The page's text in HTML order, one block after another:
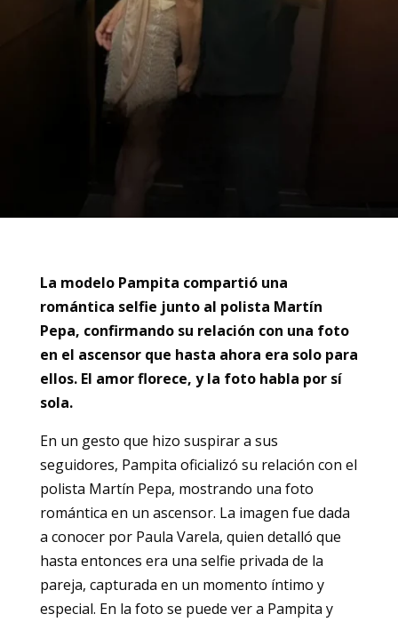
La modelo Pampita compartió una
romántica selfie junto al polista Martín
Pepa, confirmando su relación con una foto
en el ascensor que hasta ahora era solo para
ellos. El amor florece, y la foto habla por sí
sola.
En un gesto que hizo suspirar a sus
seguidores, Pampita oficializó su relación con el
polista Martín Pepa, mostrando una foto
romántica en un ascensor. La imagen fue dada
a conocer por Paula Varela, quien detalló que
hasta entonces era una selfie privada de la
pareja, capturada en un momento íntimo y
especial. En la foto se puede ver a Pampita y